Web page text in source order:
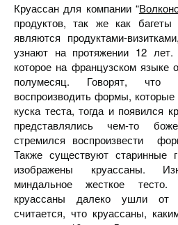
Круассан для компании “
продуктов, так же как
являются продуктами-
узнают на протяжении 12
которое на французском языке
полумесяц. Говорят, что
воспроизводить формы,
куска теста, тогда и появился
представлялись чем-то
стремился воспроизвести
Также существуют старинные
изображены круассаны.
миндальное жесткое
круассаны далеко ушли от
считается, что круассаны,